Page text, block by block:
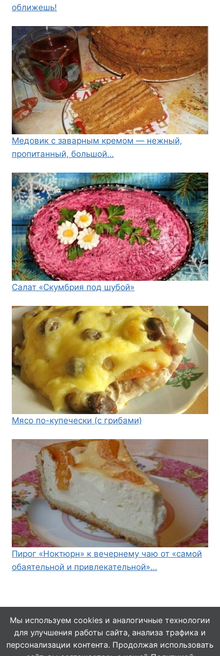
оближешь!
Медовик с заварным кремом — нежный,
пропитанный, большой…
Салат «Скумбрия под шубой»
Мясо по-купечески (с грибами)
Пирог «Ноктюрн» к вечернему чаю от «самой
обаятельной и привлекательной»…
© 2026 Кулинарушка - Вкусные Рецепты
Мы используем cookies и аналогичные технологии
для улучшения работы сайта, анализа трафика и
персонализации контента. Продолжая использовать